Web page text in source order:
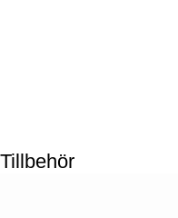
Tillbehör